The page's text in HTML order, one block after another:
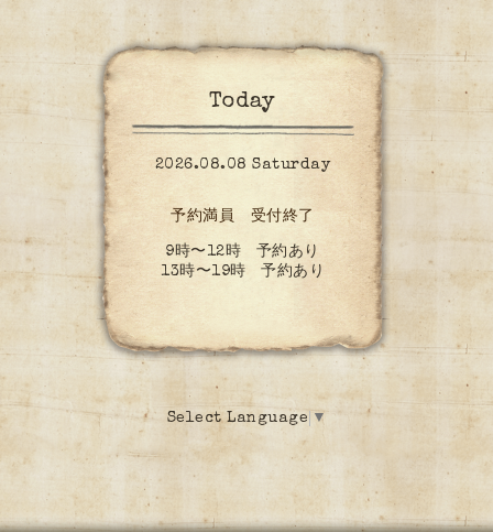
Today
2026.08.08 Saturday
予約満員 受付終了
9時〜12時 予約あり
13時〜19時 予約あり
Select Language ▼